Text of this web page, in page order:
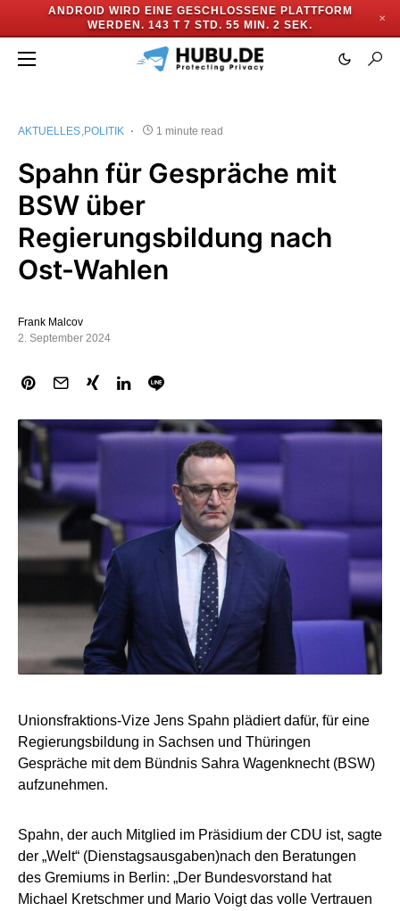
ANDROID WIRD EINE GESCHLOSSENE PLATTFORM
WERDEN. 143 T 7 STD. 55 MIN. 1 SEK.
✕
AKTUELLES POLITIK 1 minute read
Spahn für Gespräche mit
BSW über
Regierungsbildung nach
Ost-Wahlen
Frank Malcov
2. September 2024
Unionsfraktions-Vize Jens Spahn plädiert dafür, für eine
Regierungsbildung in Sachsen und Thüringen
Gespräche mit dem Bündnis Sahra Wagenknecht (BSW)
aufzunehmen.
Spahn, der auch Mitglied im Präsidium der CDU ist, sagte
der „Welt“ (Dienstagsausgaben)nach den Beratungen
des Gremiums in Berlin: „Der Bundesvorstand hat
Michael Kretschmer und Mario Voigt das volle Vertrauen